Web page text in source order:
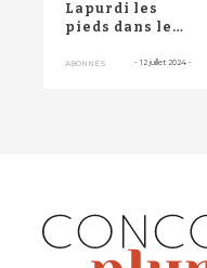
Lapurdi les
pieds dans le
promouvoir
ABONNÉS - 12 juillet 2024 -